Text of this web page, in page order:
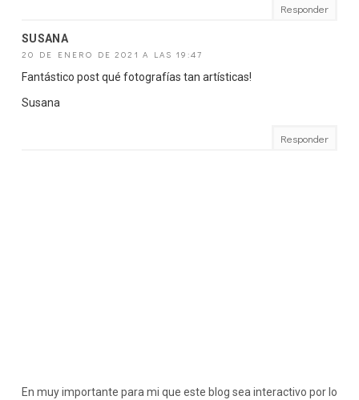
Responder
SUSANA
20 DE ENERO DE 2021 A LAS 19:47
Fantástico post qué fotografías tan artísticas!
Susana
Responder
En muy importante para mi que este blog sea interactivo por lo